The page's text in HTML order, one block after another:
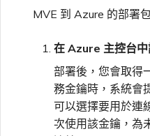
合作夥伴代管帳戶
限制與配額
終止 VXC
MCR Looking Glass（路由診
MCR 的 NAT 運作原理
Aruba SD-WAN
Check Point CloudGuard
管理安全設定
檢視作業日誌
監控維護和中斷事件
MVE 計費
VXC、Megaport Internet 和
Megaport Terraform
Provider 常見問題
Megaport Terraform
Provider 學習資料與資源
建立 Juniper 私有連線
Megaport Terraform
MVE 到 Azure 的部署
在 Azure 主控台
部署後，您會取得
務金鑰時，系統會
可以選擇要用於連
次使用該金鑰，為